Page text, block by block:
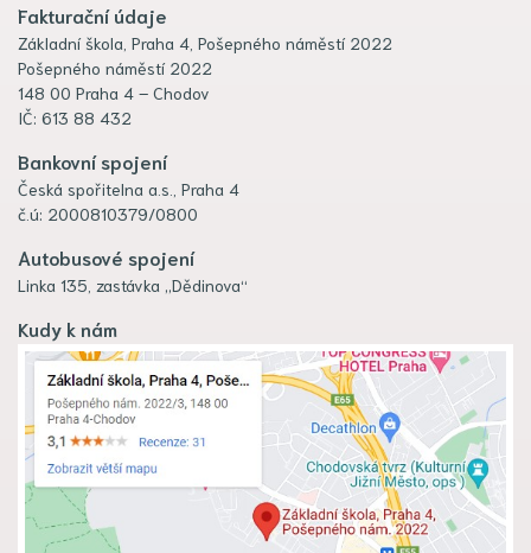
Fakturační údaje
Základní škola, Praha 4, Pošepného náměstí 2022
Pošepného náměstí 2022
148 00 Praha 4 – Chodov
IČ: 613 88 432
Bankovní spojení
Česká spořitelna a.s., Praha 4
č.ú: 2000810379/0800
Autobusové spojení
Linka 135, zastávka „Dědinova“
Kudy k nám